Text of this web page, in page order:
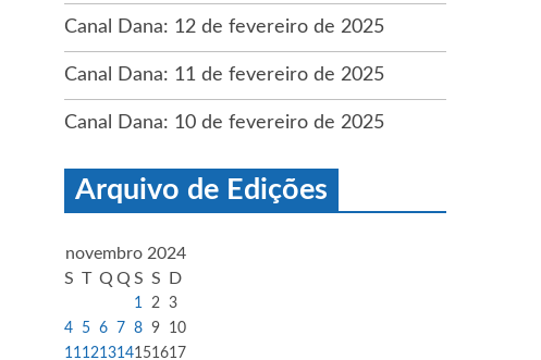
Canal Dana: 12 de fevereiro de 2025
Canal Dana: 11 de fevereiro de 2025
Canal Dana: 10 de fevereiro de 2025
Arquivo de Edições
novembro 2024
S T Q Q S S D
1 2 3
4
5 6 7 8 9
10
11121314151617